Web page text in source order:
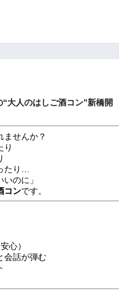
大人のはしご酒コン”新橋開
ませんか？
り
たり…
のに」
コンです。
心）
会話が弾む